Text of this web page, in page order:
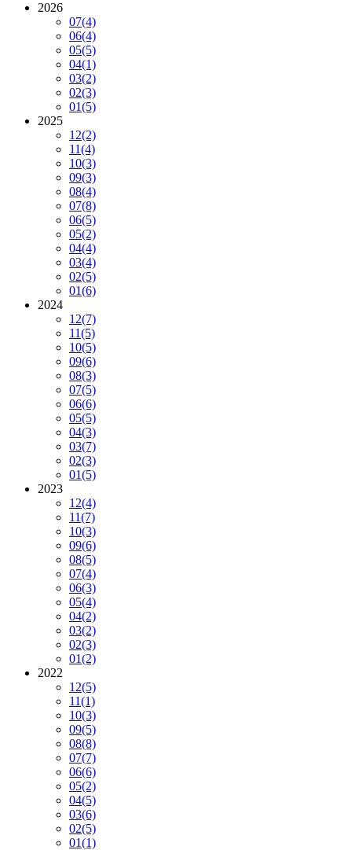
2026
07(4)
06(4)
05(5)
04(1)
03(2)
02(3)
01(5)
2025
12(2)
11(4)
10(3)
09(3)
08(4)
07(8)
06(5)
05(2)
04(4)
03(4)
02(5)
01(6)
2024
12(7)
11(5)
10(5)
09(6)
08(3)
07(5)
06(6)
05(5)
04(3)
03(7)
02(3)
01(5)
2023
12(4)
11(7)
10(3)
09(6)
08(5)
07(4)
06(3)
05(4)
04(2)
03(2)
02(3)
01(2)
2022
12(5)
11(1)
10(3)
09(5)
08(8)
07(7)
06(6)
05(2)
04(5)
03(6)
02(5)
01(1)